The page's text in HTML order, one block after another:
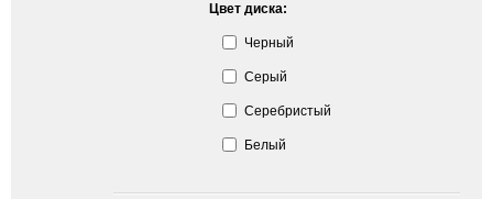
Цвет диска:
Черный
Серый
Серебристый
Белый